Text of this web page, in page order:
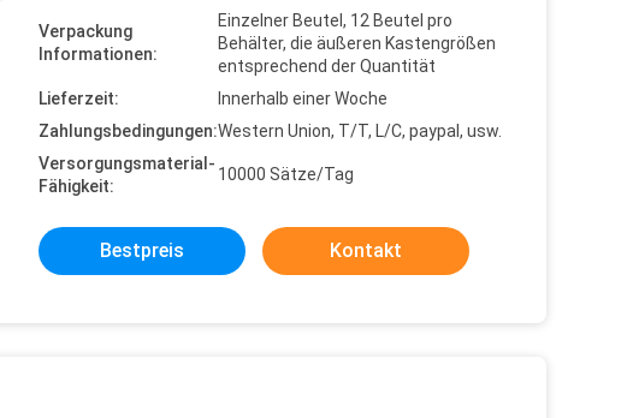
Verpackung
Informationen:
Einzelner Beutel, 12 Beutel pro
Behälter, die äußeren Kastengrößen
entsprechend der Quantität
Lieferzeit:
Innerhalb einer Woche
Zahlungsbedingungen:Western Union, T/T, L/C, paypal, usw.
Versorgungsmaterial-
Fähigkeit:
10000 Sätze/Tag
Bestpreis Kontakt